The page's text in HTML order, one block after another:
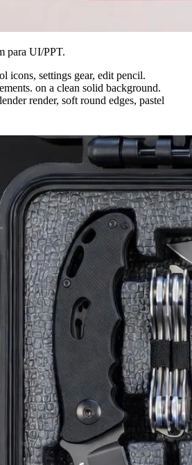
para UI/PPT.
icons, settings gear, edit pencil.
on a clean solid background.
render, soft round edges, pastel